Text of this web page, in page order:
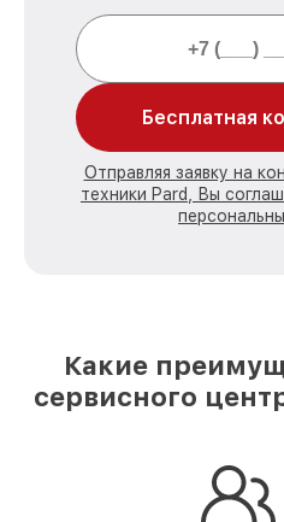
Бесплатная
Отправляя заявку на
техники Pard, Вы
Какие
сервисного